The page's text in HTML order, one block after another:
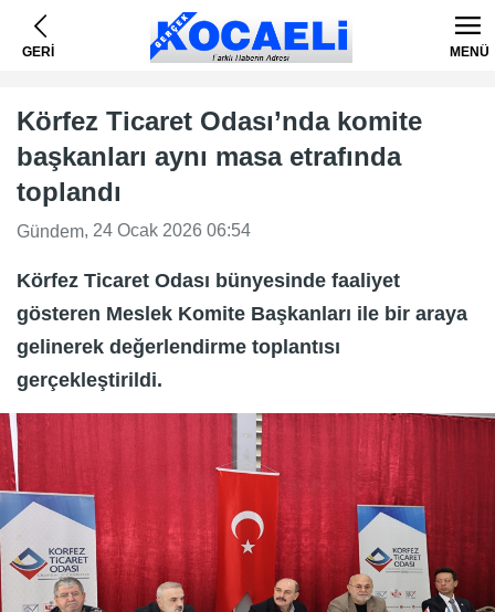
GERİ MENÜ
Körfez Ticaret Odası’nda komite
başkanları aynı masa etrafında
toplandı
Gündem, 24 Ocak 2026 06:54
Körfez Ticaret Odası bünyesinde faaliyet
gösteren Meslek Komite Başkanları ile bir araya
gelinerek değerlendirme toplantısı
gerçekleştirildi.